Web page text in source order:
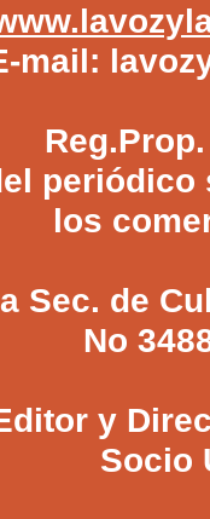
mail:
los
Sec. de
No
y
Socio